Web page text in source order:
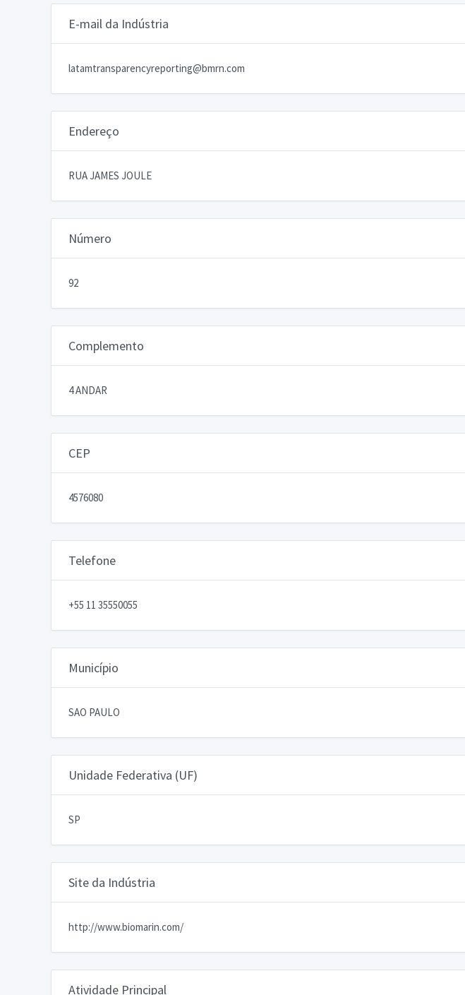
E-mail da Indústria
latamtransparencyreporting@bmrn.com
Endereço
RUA JAMES JOULE
Número
92
Complemento
4 ANDAR
CEP
4576080
Telefone
+55 11 35550055
Município
SAO PAULO
Unidade Federativa (UF)
SP
Site da Indústria
http://www.biomarin.com/
Atividade Principal